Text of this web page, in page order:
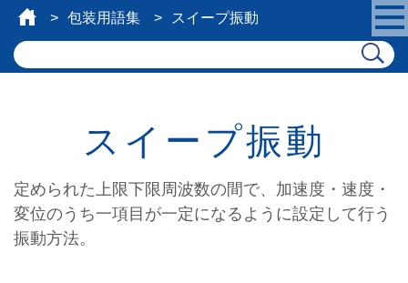
包装用語集 スイープ振動
スイープ振動
定められた上限下限周波数の間で、加速度・速度・
変位のうち一項目が一定になるように設定して行う
振動方法。